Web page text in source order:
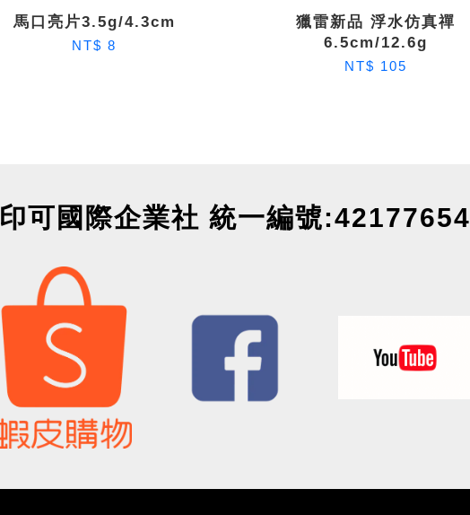
馬口亮片3.5g/4.3cm
NT$ 8
獵雷新品 浮水仿真禪
6.5cm/12.6g
NT$ 105
印可國際企業社 統一編號:42177654